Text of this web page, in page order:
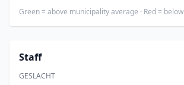
Green = above municipality average · Red = below
Staff
GESLACHT